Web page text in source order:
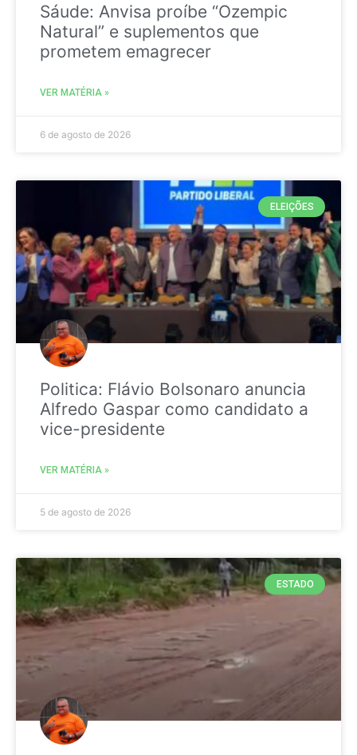
Sáude: Anvisa proíbe “Ozempic
Natural” e suplementos que
prometem emagrecer
VER MATÉRIA »
6 de agosto de 2026
ELEIÇÕES
Politica: Flávio Bolsonaro anuncia
Alfredo Gaspar como candidato a
vice-presidente
VER MATÉRIA »
5 de agosto de 2026
ESTADO